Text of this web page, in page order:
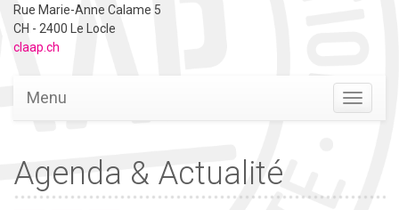
Rue Marie-Anne Calame 5
CH - 2400 Le Locle
claap.ch
Menu
Agenda & Actualité